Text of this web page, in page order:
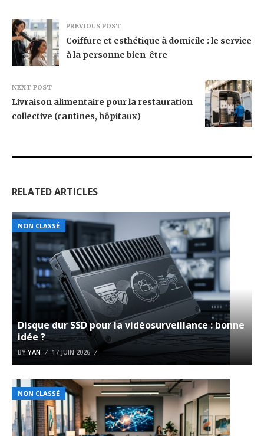
PREVIOUS POST
Coiffure et esthétique à domicile : le service
à la personne bien-être
NEXT POST
Livraison alimentaire pour la restauration
collective (cantines, hôpitaux)
RELATED ARTICLES
NON CLASSÉ
Disque dur SSD pour la vidéosurveillance : bonne
idée ?
BY YAN 17 JUIN 2026
NON CLASSÉ